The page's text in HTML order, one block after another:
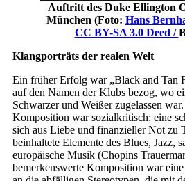
Auftritt des Duke Ellington
München (Foto: Hans
CC BY-SA 3.0 Deed /
Klangporträts der realen Welt
Ein früher Erfolg war „Black and Tan
auf den Namen der Klubs bezog, wo
Schwarzer und Weißer zugelassen
Komposition war sozialkritisch: eine
sich aus Liebe und finanzieller Not zu
beinhaltete Elemente des Blues, Jazz,
europäische Musik (Chopins
bemerkenswerte Komposition war